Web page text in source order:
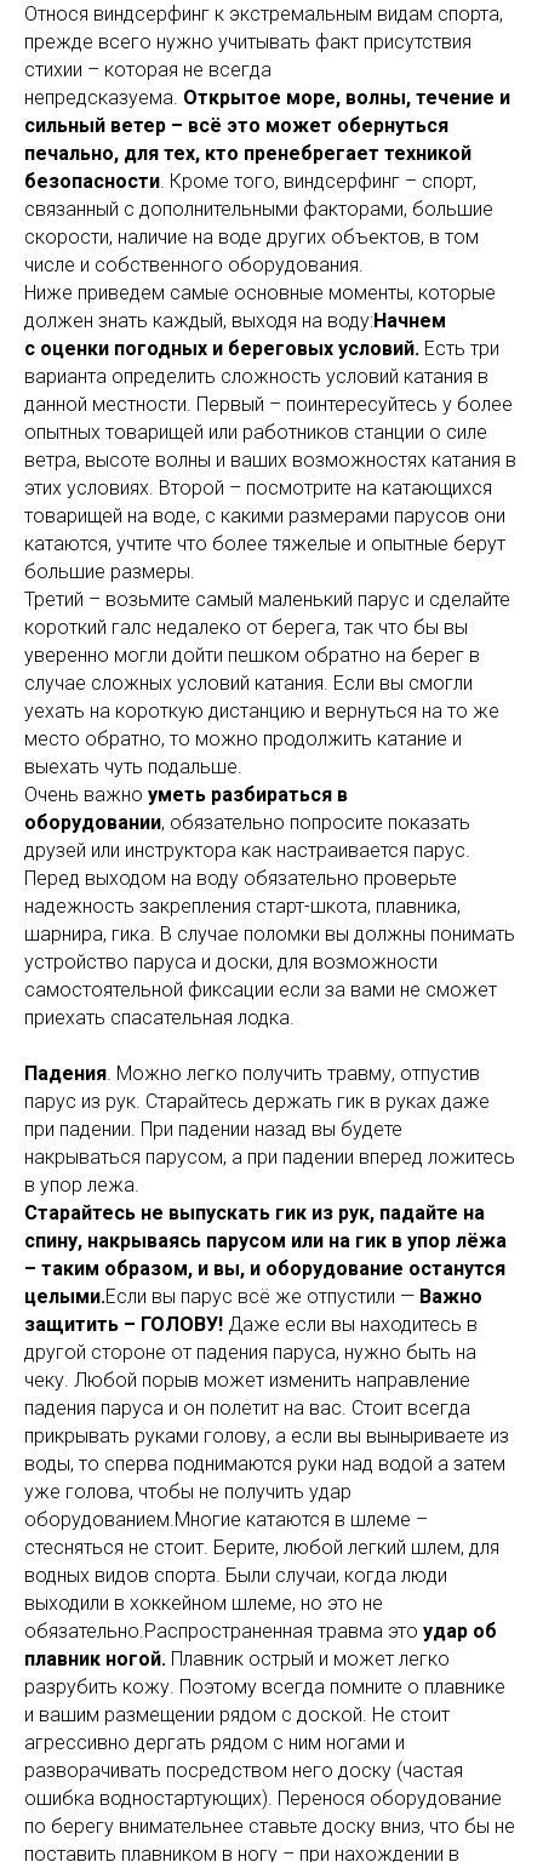
Относя виндсерфинг к экстремальным видам спорта,
прежде всего нужно учитывать факт присутствия
стихии – которая не всегда
непредсказуема. Открытое море, волны, течение и
сильный ветер – всё это может обернуться
печально, для тех, кто пренебрегает техникой
безопасности. Кроме того, виндсерфинг – спорт,
связанный с дополнительными факторами, большие
скорости, наличие на воде других объектов, в том
числе и собственного оборудования.
Ниже приведем самые основные моменты, которые
должен знать каждый, выходя на воду:Начнем
с оценки погодных и береговых условий. Есть три
варианта определить сложность условий катания в
данной местности. Первый – поинтересуйтесь у более
опытных товарищей или работников станции о силе
ветра, высоте волны и ваших возможностях катания в
этих условиях. Второй – посмотрите на катающихся
товарищей на воде, с какими размерами парусов они
катаются, учтите что более тяжелые и опытные берут
большие размеры.
Третий – возьмите самый маленький парус и сделайте
короткий галс недалеко от берега, так что бы вы
уверенно могли дойти пешком обратно на берег в
случае сложных условий катания. Если вы смогли
уехать на короткую дистанцию и вернуться на то же
место обратно, то можно продолжить катание и
выехать чуть подальше.
Очень важно уметь разбираться в
оборудовании, обязательно попросите показать
друзей или инструктора как настраивается парус.
Перед выходом на воду обязательно проверьте
надежность закрепления старт-шкота, плавника,
шарнира, гика. В случае поломки вы должны понимать
устройство паруса и доски, для возможности
самостоятельной фиксации если за вами не сможет
приехать спасательная лодка.
Падения. Можно легко получить травму, отпустив
парус из рук. Старайтесь держать гик в руках даже
при падении. При падении назад вы будете
накрываться парусом, а при падении вперед ложитесь
в упор лежа.
Старайтесь не выпускать гик из рук, падайте на
спину, накрываясь парусом или на гик в упор лёжа
– таким образом, и вы, и оборудование останутся
целыми.Если вы парус всё же отпустили — Важно
защитить – ГОЛОВУ! Даже если вы находитесь в
другой стороне от падения паруса, нужно быть на
чеку. Любой порыв может изменить направление
падения паруса и он полетит на вас. Стоит всегда
прикрывать руками голову, а если вы выныриваете из
воды, то сперва поднимаются руки над водой а затем
уже голова, чтобы не получить удар
оборудованием.Многие катаются в шлеме –
стесняться не стоит. Берите, любой легкий шлем, для
водных видов спорта. Были случаи, когда люди
выходили в хоккейном шлеме, но это не
обязательно.Распространенная травма это удар об
плавник ногой. Плавник острый и может легко
разрубить кожу. Поэтому всегда помните о плавнике
и вашим размещении рядом с доской. Не стоит
агрессивно дергать рядом с ним ногами и
разворачивать посредством него доску (частая
ошибка водностартующих). Перенося оборудование
по берегу внимательнее ставьте доску вниз, что бы не
поставить плавником в ногу – при нахождении в